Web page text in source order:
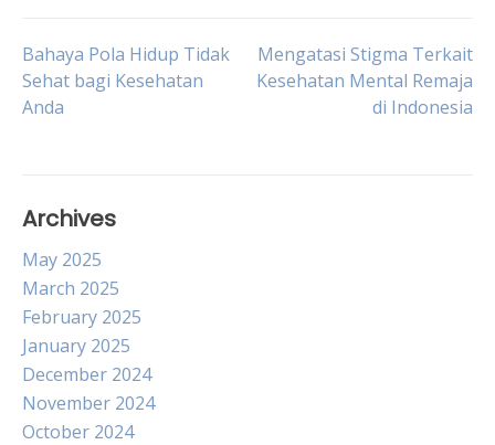
Post
navigation
Bahaya Pola Hidup Tidak
Sehat bagi Kesehatan
Anda
Mengatasi Stigma Terkait
Kesehatan Mental Remaja
di Indonesia
Archives
May 2025
March 2025
February 2025
January 2025
December 2024
November 2024
October 2024